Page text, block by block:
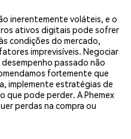
inerentemente voláteis, e o
ativos digitais pode sofrer
condições do mercado,
imprevisíveis. Negociar
passado não
fortemente que
implemente estratégias de
que pode perder. A Phemex
perdas na compra ou